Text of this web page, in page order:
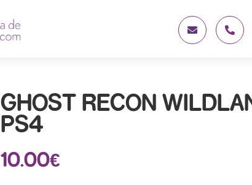
 
GHOST RECON
PS4
10.00€